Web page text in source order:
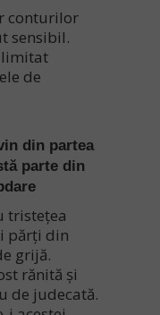
conturilor
sensibil.
limitat
de
din partea
parte din
tristețea
părți din
grijă.
rănită și
de judecată.